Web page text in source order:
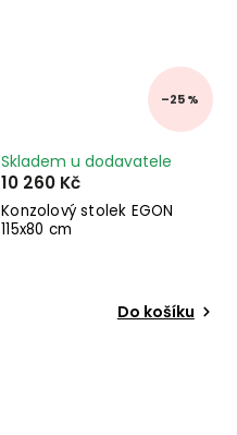
–25 %
Konzolový stolek EGON
115x80 cm
Skladem u dodavatele
10 260 Kč
Do košíku